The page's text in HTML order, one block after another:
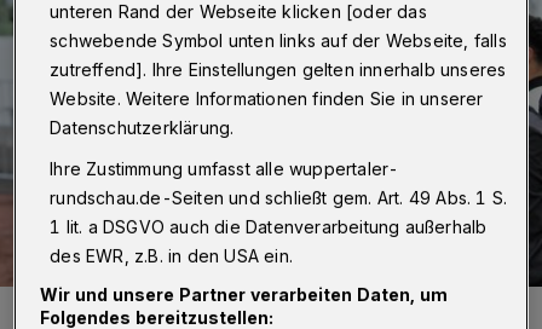
Rudelbildung am Uhlenkrug.
unteren Rand der Webseite klicken [oder das
schwebende Symbol unten links auf der Webseite, falls
zutreffend]. Ihre Einstellungen gelten innerhalb unseres
Website. Weitere Informationen finden Sie in unserer
Datenschutzerklärung.
Ihre Zustimmung umfasst alle wuppertaler-
rundschau.de-Seiten und schließt gem. Art. 49 Abs. 1 S.
1 lit. a DSGVO auch die Datenverarbeitung außerhalb
des EWR, z.B. in den USA ein.
Wir und unsere Partner verarbeiten Daten, um
Folgendes bereitzustellen: